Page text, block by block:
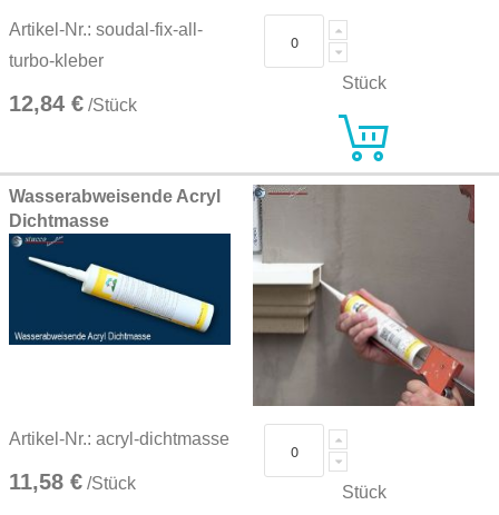
Artikel-Nr.: soudal-fix-all-
turbo-kleber
12,84 € /Stück
Stück
Wasserabweisende Acryl
Dichtmasse
Artikel-Nr.: acryl-dichtmasse
11,58 € /Stück Stück